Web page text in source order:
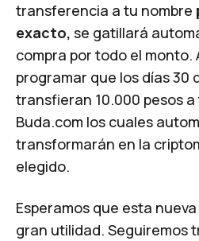
transferencia a tu nombre
exacto, se gatillará
compra por todo el monto.
programar que los días 30
transfieran 10.000 pesos
Buda.com los cuales
transformarán en la
elegido.
Esperamos que esta
gran utilidad. Seguiremos